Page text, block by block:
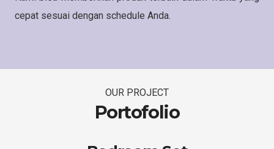
cepat sesuai dengan schedule Anda.
OUR PROJECT
Portofolio